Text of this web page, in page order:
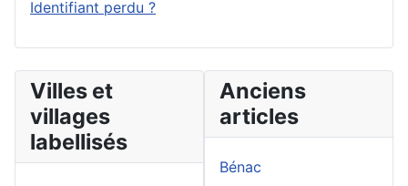
Identifiant perdu ?
Villes et
villages
labellisés
Anciens
articles
Bénac